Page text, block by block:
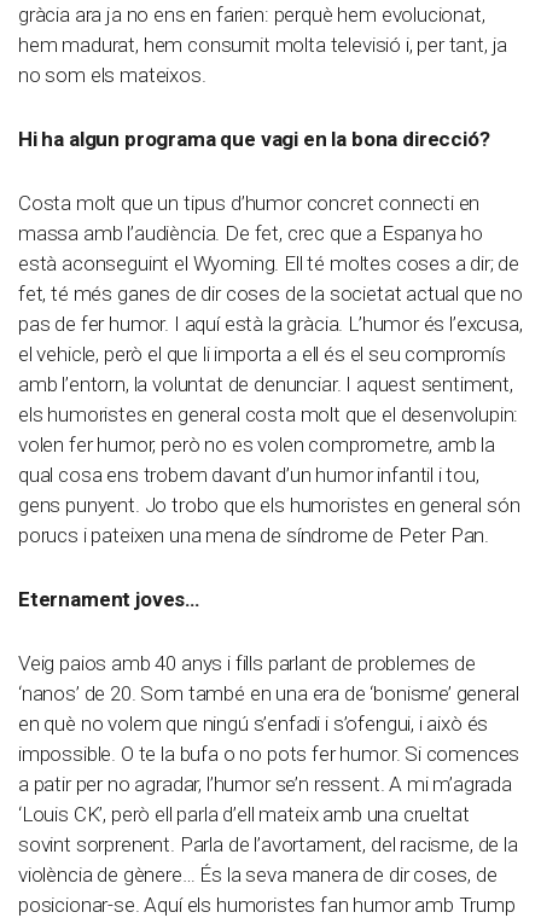
gràcia ara ja no ens en farien: perquè hem evolucionat,
hem madurat, hem consumit molta televisió i, per tant, ja
no som els mateixos.
Hi ha algun programa que vagi en la bona direcció?
Costa molt que un tipus d’humor concret connecti en
massa amb l’audiència. De fet, crec que a Espanya ho
està aconseguint el Wyoming. Ell té moltes coses a dir; de
fet, té més ganes de dir coses de la societat actual que no
pas de fer humor. I aquí està la gràcia. L’humor és l’excusa,
el vehicle, però el que li importa a ell és el seu compromís
amb l’entorn, la voluntat de denunciar. I aquest sentiment,
els humoristes en general costa molt que el desenvolupin:
volen fer humor, però no es volen comprometre, amb la
qual cosa ens trobem davant d’un humor infantil i tou,
gens punyent. Jo trobo que els humoristes en general són
porucs i pateixen una mena de síndrome de Peter Pan.
Eternament joves…
Veig paios amb 40 anys i fills parlant de problemes de
‘nanos’ de 20. Som també en una era de ‘bonisme’ general
en què no volem que ningú s’enfadi i s’ofengui, i això és
impossible. O te la bufa o no pots fer humor. Si comences
a patir per no agradar, l’humor se’n ressent. A mi m’agrada
‘Louis CK’, però ell parla d’ell mateix amb una crueltat
sovint sorprenent. Parla de l’avortament, del racisme, de la
violència de gènere… És la seva manera de dir coses, de
posicionar-se. Aquí els humoristes fan humor amb Trump